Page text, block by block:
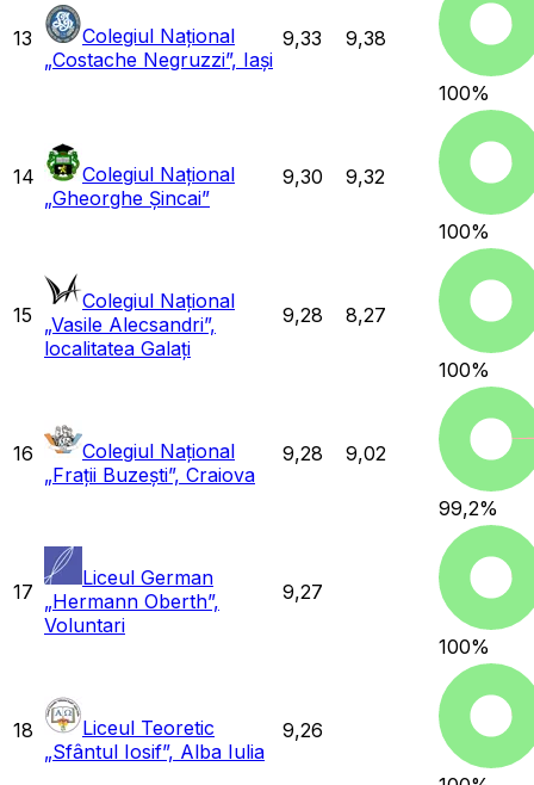
13
Colegiul Național
„Costache Negruzzi”, Iași
9,33 9,38
100%
14
Colegiul Național
„Gheorghe Șincai”
9,30 9,32
100%
15
Colegiul Național
„Vasile Alecsandri”,
localitatea Galați
9,28 8,27
100%
16
Colegiul Național
„Frații Buzești”, Craiova
9,28 9,02
99,2%
17
Liceul German
„Hermann Oberth”,
Voluntari
9,27
100%
18
Liceul Teoretic
„Sfântul Iosif”, Alba Iulia
9,26